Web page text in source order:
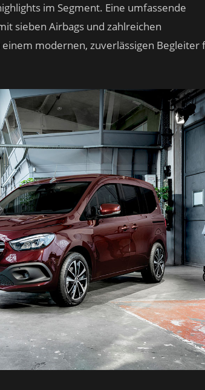
im Segment. Eine umfassende
sieben Airbags und zahlreichen
modernen, zuverlässigen Begleiter